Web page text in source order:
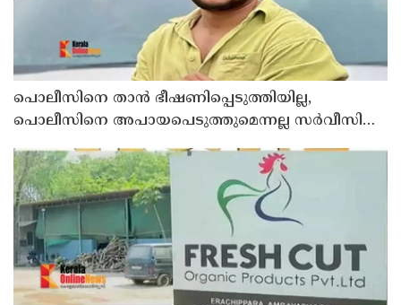
പൊലീസിനെ താന്‍ ഭീഷണിപ്പെടുത്തിയില്ല,
പൊലീസിനെ അപായപെടുത്തുമെന്നല്ല സര്‍വീസില്‍
വിശദീകരണവുമായി അര്‍ജുന്‍ ആയങ്കി